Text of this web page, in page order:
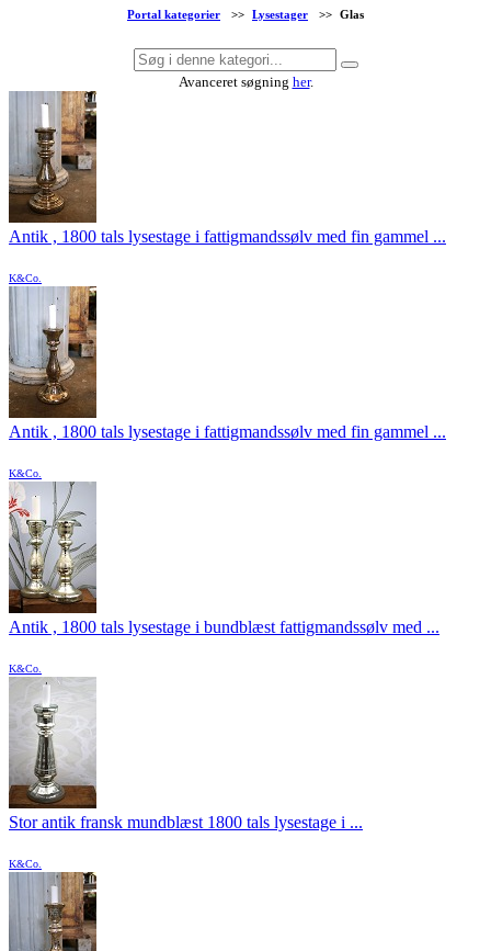
Portal kategorier >> Lysestager >> Glas
Avanceret søgning her.
Antik , 1800 tals lysestage i fattigmandssølv med fin gammel ...
K&Co.
Antik , 1800 tals lysestage i fattigmandssølv med fin gammel ...
K&Co.
Antik , 1800 tals lysestage i bundblæst fattigmandssølv med ...
K&Co.
Stor antik fransk mundblæst 1800 tals lysestage i ...
K&Co.